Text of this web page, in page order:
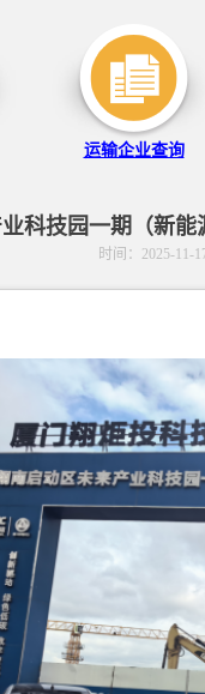
运输企业查询
科技园一期（新
时间：2025-11-